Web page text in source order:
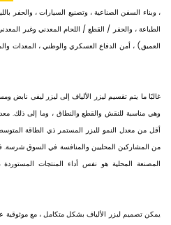
، وبناء السفن الصناعية ، وتصنيع السيارات ، والحفر
الطباعة ، والحفر / القطع / اللحام المعدني وغير
العميق) ، أمن الدفاع العسكري والوطني ، المعدات
غالبًا ما يتم تقسيم ليزر الألياف إلى ليزر ليفي نابض
وهي مناسبة للنقش والقطع والنطاق ، وما إلى ذلك.
أقل من معدل النمو لليزر المستمر ذي الطاقة
من المشاركين المحليين والمنافسة في السوق شرسة.
المصنعة المحلية هو نفس أداء المنتجات
يمكن تصميمليزر الأليافبشكل متكامل ، مع موثوقية